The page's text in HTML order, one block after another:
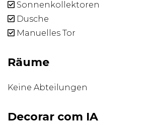
Sonnenkollektoren
Dusche
Manuelles Tor
Räume
Keine Abteilungen
Decorar com IA